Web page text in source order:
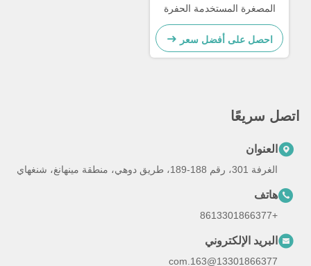
المصغرة المستخدمة الحفرة
المستخدمة آلات البناء
احصل على أفضل سعر
اتصل سريعًا
العنوان
الغرفة 301، رقم 188-189، طريق دوهي، منطقة مينهانغ، شنغهاي
هاتف
+8613301866377
البريد الإلكتروني
13301866377@163.com